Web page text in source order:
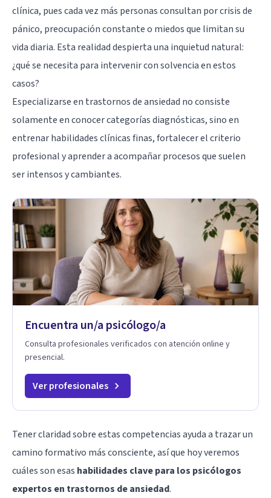
clínica, pues cada vez más personas consultan por crisis de
pánico, preocupación constante o miedos que limitan su
vida diaria. Esta realidad despierta una inquietud natural:
¿qué se necesita para intervenir con solvencia en estos
casos?
Especializarse en trastornos de ansiedad no consiste
solamente en conocer categorías diagnósticas, sino en
entrenar habilidades clínicas finas, fortalecer el criterio
profesional y aprender a acompañar procesos que suelen
ser intensos y cambiantes.
Encuentra un/a psicólogo/a
Consulta profesionales verificados con atención online y
presencial.
Ver profesionales
Tener claridad sobre estas competencias ayuda a trazar un
camino formativo más consciente, así que hoy veremos
cuáles son esas habilidades clave para los psicólogos
expertos en trastornos de ansiedad.